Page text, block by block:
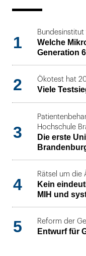
1
Welche
Generation
2 Ökotest hat
Viele
3
Hochschule
Die erste
4
Rätsel um die
Kein
MIH und
5 Reform der
Entwurf für